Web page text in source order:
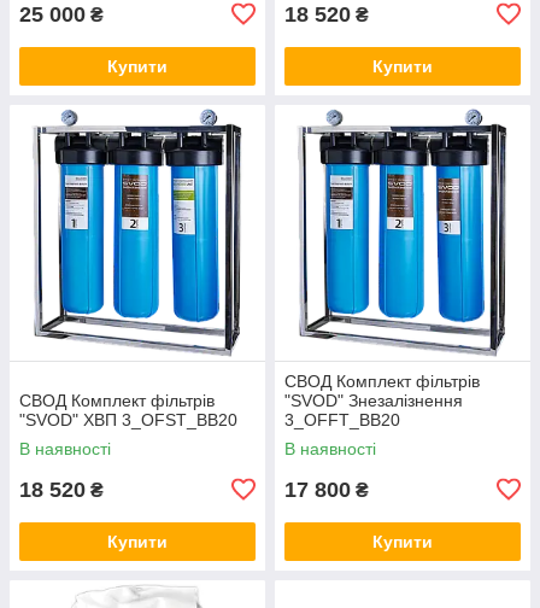
25 000 ₴
Купити
18 520 ₴
Купити
СВОД Комплект фільтрів
"SVOD" ХВП 3_OFST_BB20
В наявності
18 520 ₴
Купити
СВОД Комплект фільтрів
"SVOD" Знезалізнення
3_OFFT_BB20
В наявності
17 800 ₴
Купити